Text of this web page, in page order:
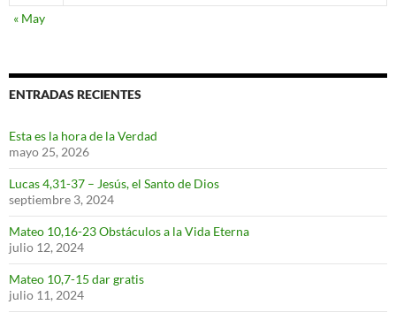
« May
ENTRADAS RECIENTES
Esta es la hora de la Verdad
mayo 25, 2026
Lucas 4,31-37 – Jesús, el Santo de Dios
septiembre 3, 2024
Mateo 10,16-23 Obstáculos a la Vida Eterna
julio 12, 2024
Mateo 10,7-15 dar gratis
julio 11, 2024